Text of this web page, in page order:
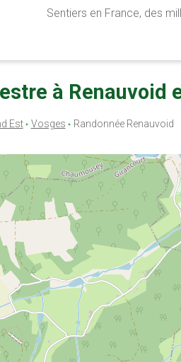
Sentiers en France, des
à Renauvoid
Est Vosges Randonnée Renauvoid